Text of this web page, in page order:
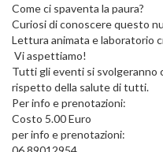
Come ci spaventa la paura?
Curiosi di conoscere questo
Lettura animata e laboratorio
Vi aspettiamo!
Tutti gli eventi si svolgeranno
rispetto della salute di tutti.
Per info e prenotazioni:
Costo 5.00 Euro
per info e prenotazioni: